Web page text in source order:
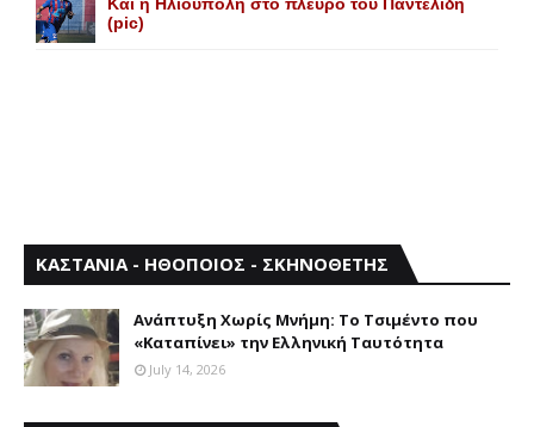
(pic)
ΚΑΣΤΑΝΙΑ - ΗΘΟΠΟΙΟΣ - ΣΚΗΝΟΘΕΤΗΣ
Aνάπτυξη Xωρίς Mνήμη: Το Τσιμέντο που
«Καταπίνει» την Ελληνική Ταυτότητα
July 14, 2026